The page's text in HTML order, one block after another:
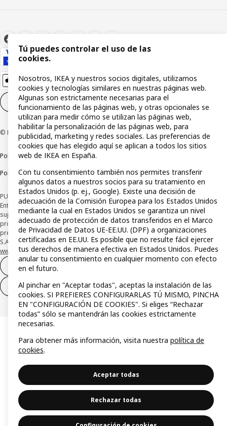
Configuración de cookies ES
© Inter IKEA Systems B.V 1999-2026
Política de privacidadPolítica de cookies
Política de divulgación responsable
PUBLICIDAD: *Financiación a través de la tarjeta IKEA VISA emitida por la
Entidad de Pago híbrida CaixaBank Payments & Consumer, E.F.C., E.P., S.A.U., y
sujeta a su organización. La entidad ha escogido como sistema de
protección de los fondos recibidos de usuarios de servicios de pago que
presta su depósito en una cuenta bancaria separada abierta en CaixaBank,
S.A. Conoce más acerca de las formas de pago de tu tarjeta aquí:
www.caixabankpc.com/es/productos. ​
Desistimiento del contrato
Desistimiento de solo servicios
Tú puedes controlar el uso de las
cookies.
Nosotros, IKEA y nuestros socios digitales, utilizamos
cookies y tecnologías similares en nuestras páginas web.
Algunas son estrictamente necesarias para el
funcionamiento de las páginas web, y otras opcionales se
utilizan para medir cómo se utilizan las páginas web,
habilitar la personalización de las páginas web, para
publicidad, marketing y redes sociales. Las preferencias de
cookies que has elegido aquí se aplican a todos los sitios
web de IKEA en España.
Con tu consentimiento también nos permites transferir
algunos datos a nuestros socios para su tratamiento en
Estados Unidos (p. ej., Google). Existe una decisión de
adecuación de la Comisión Europea para los Estados Unidos
mediante la cual en Estados Unidos se garantiza un nivel
adecuado de protección de datos transferidos en el Marco
de Privacidad de Datos UE-EE.UU. (DPF) a organizaciones
certificadas en EE.UU. Es posible que no resulte fácil ejercer
tus derechos de manera efectiva en Estados Unidos. Puedes
anular tu consentimiento en cualquier momento con efecto
en el futuro.
Al pinchar en "Aceptar todas", aceptas la instalación de las
cookies. SI PREFIERES CONFIGURARLAS TÚ MISMO, PINCHA
EN "CONFIGURACIÓN DE COOKIES". Si eliges “Rechazar
todas” sólo se mantendrán las cookies estrictamente
necesarias.
Para obtener más información, visita nuestra política de
cookies.
Aceptar todas
Rechazar todas